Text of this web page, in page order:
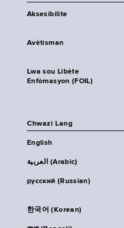
Aksesibilite
Avètisman
Lwa sou Libète
Enfòmasyon (FOIL)
Chwazi Lang
English
العربية (Arabic)
русский (Russian)
한국어 (Korean)